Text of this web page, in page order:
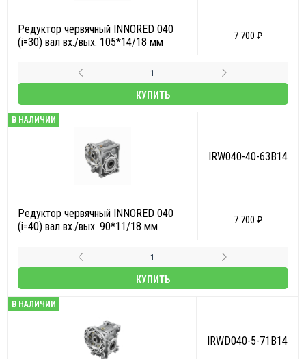
Редуктор червячный INNORED 040
(i=30) вал вх./вых. 105*14/18 мм
7 700 ₽
КУПИТЬ
В НАЛИЧИИ
IRW040-40-63B14
Редуктор червячный INNORED 040
(i=40) вал вх./вых. 90*11/18 мм
7 700 ₽
КУПИТЬ
В НАЛИЧИИ
IRWD040-5-71B14